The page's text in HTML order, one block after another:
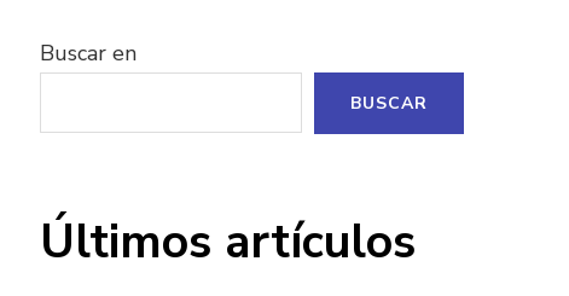
Buscar en
BUSCAR
Últimos artículos